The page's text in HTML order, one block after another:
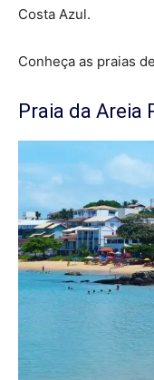
Costa Azul.
Conheça as praias
Praia da Areia